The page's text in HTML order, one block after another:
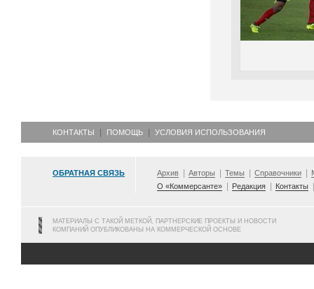
КОНТАКТЫ ПОМОЩЬ УСЛОВИЯ ИСПОЛЬЗОВАНИЯ
ОБРАТНАЯ СВЯЗЬ Архив Авторы Темы Справочники
О «Коммерсанте»
Редакция Контакты
МАТЕРИАЛЫ С ТАКОЙ МЕТКОЙ, ПАРТНЕРСКИЕ ПРОЕКТЫ И НОВОСТИ
КОМПАНИЙ ОПУБЛИКОВАНЫ НА КОММЕРЧЕСКОЙ ОСНОВЕ